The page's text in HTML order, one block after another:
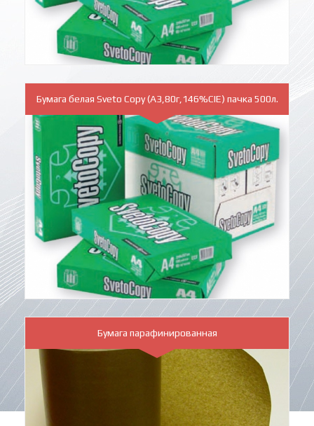
Бумага белая Sveto Copy (A3,80г,146%CIE) пачка 500л.
Бумага парафинированная